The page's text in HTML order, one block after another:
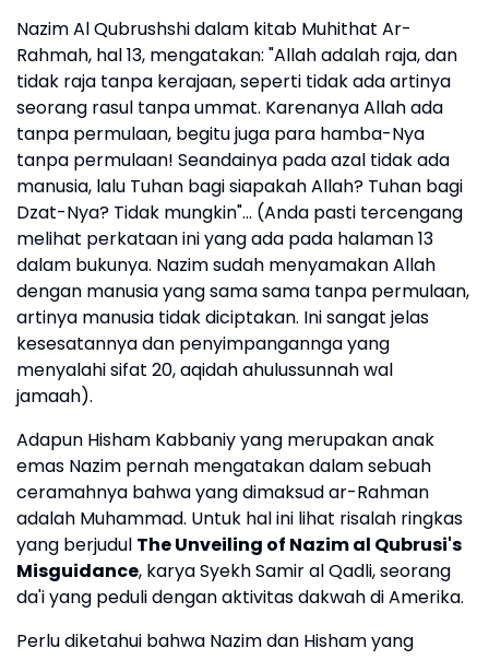
Nazim Al Qubrushshi dalam kitab Muhithat Ar-
Rahmah, hal 13, mengatakan: "Allah adalah raja, dan
tidak raja tanpa kerajaan, seperti tidak ada artinya
seorang rasul tanpa ummat. Karenanya Allah ada
tanpa permulaan, begitu juga para hamba-Nya
tanpa permulaan! Seandainya pada azal tidak ada
manusia, lalu Tuhan bagi siapakah Allah? Tuhan bagi
Dzat-Nya? Tidak mungkin"... (Anda pasti tercengang
melihat perkataan ini yang ada pada halaman 13
dalam bukunya. Nazim sudah menyamakan Allah
dengan manusia yang sama sama tanpa permulaan,
artinya manusia tidak diciptakan. Ini sangat jelas
kesesatannya dan penyimpangannga yang
menyalahi sifat 20, aqidah ahulussunnah wal
jamaah).
Adapun Hisham Kabbaniy yang merupakan anak
emas Nazim pernah mengatakan dalam sebuah
ceramahnya bahwa yang dimaksud ar-Rahman
adalah Muhammad. Untuk hal ini lihat risalah ringkas
yang berjudul The Unveiling of Nazim al Qubrusi's
Misguidance, karya Syekh Samir al Qadli, seorang
da'i yang peduli dengan aktivitas dakwah di Amerika.
Perlu diketahui bahwa Nazim dan Hisham yang